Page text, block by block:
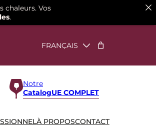
Notre
CatalogUE COMPLET
À PROPOSCONTACT
chaleurs. Vos
.